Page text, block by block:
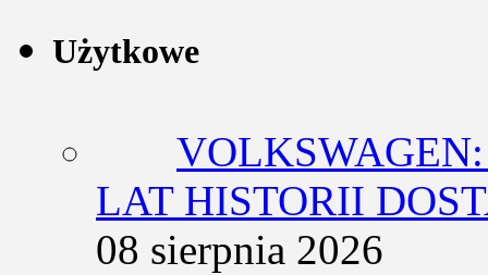
Użytkowe
LAT HISTORII
08 sierpnia 2026